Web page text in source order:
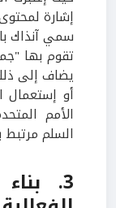
إشارة
سمي آنذاك
تقوم بها
يضاف إلى
أو
الأمم
السلم
3.